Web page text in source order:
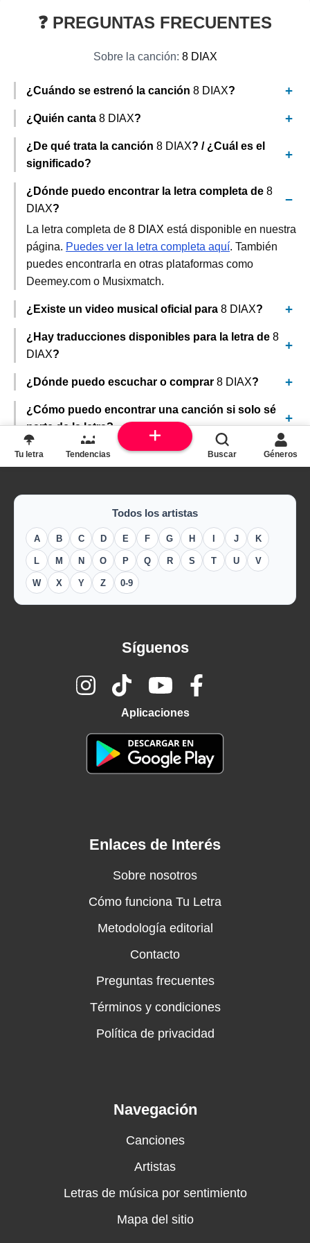
❓ PREGUNTAS FRECUENTES
Sobre la canción: 8 DIAX
¿Cuándo se estrenó la canción 8 DIAX?
¿Quién canta 8 DIAX?
¿De qué trata la canción 8 DIAX? / ¿Cuál es el
significado?
¿Dónde puedo encontrar la letra completa de 8
DIAX?
La letra completa de 8 DIAX está disponible en nuestra
página. Puedes ver la letra completa aquí. También
puedes encontrarla en otras plataformas como
Deemey.com o Musixmatch.
¿Existe un video musical oficial para 8 DIAX?
¿Hay traducciones disponibles para la letra de 8
DIAX?
¿Dónde puedo escuchar o comprar 8 DIAX?
¿Cómo puedo encontrar una canción si solo sé
parte de la letra?
Todos los artistas
A B C D E F G H J K
L M N O P Q R S T U V
W X Y Z 0-9
Síguenos
Aplicaciones
Enlaces de Interés
Sobre nosotros
Cómo funciona Tu Letra
Metodología editorial
Contacto
Preguntas frecuentes
Términos y condiciones
Política de privacidad
Navegación
Canciones
Artistas
Letras de música por sentimiento
Mapa del sitio
Tu letra Tendencias Buscar Géneros